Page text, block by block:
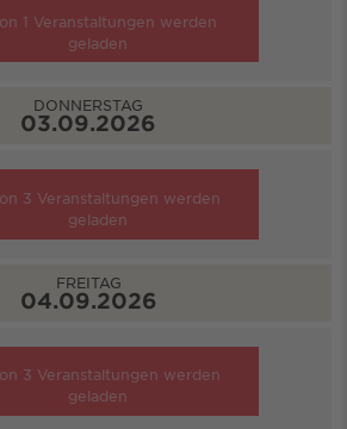
1 Veranstaltungen werden
geladen
DONNERSTAG
03.09.2026
3 Veranstaltungen werden
geladen
FREITAG
04.09.2026
3 Veranstaltungen werden
geladen